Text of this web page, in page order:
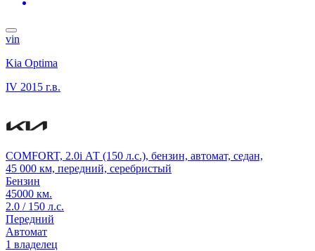
vin
Kia Optima
IV 2015 г.в.
COMFORT, 2.0i АТ (150 л.с.), бензин, автомат, седан,
45 000 км, передний, серебристый
Бензин
45000 км.
2.0 / 150 л.с.
Передний
Автомат
1 владелец